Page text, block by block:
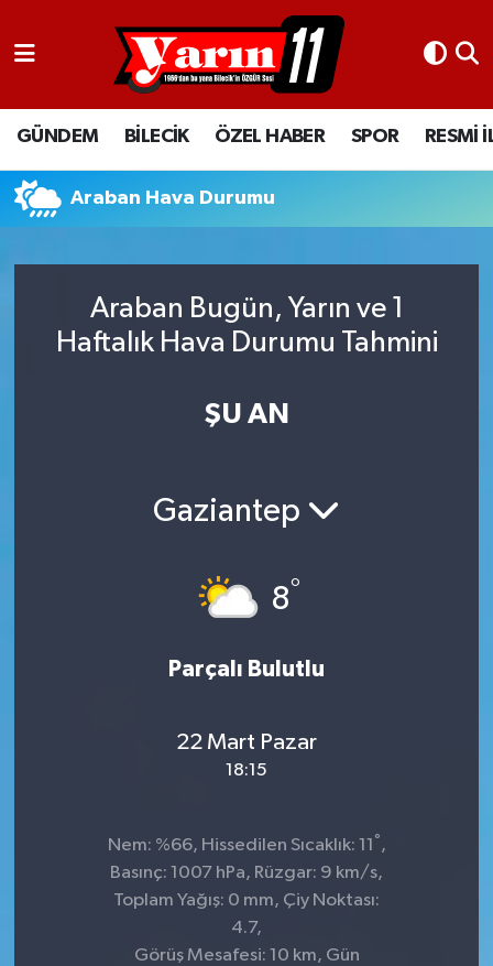
GÜNDEM BİLECİK ÖZEL HABER SPOR RESMİ
Araban Hava Durumu
Araban Bugün, Yarın ve 1
Haftalık Hava Durumu Tahmini
ŞU AN
Gaziantep
8°
Parçalı Bulutlu
22 Mart Pazar
18:15
Nem: %66, Hissedilen Sıcaklık: 11 ° ,
Basınç: 1007 hPa, Rüzgar: 9 km/s,
Toplam Yağış: 0 mm, Çiy Noktası:
4.7,
Görüş Mesafesi: 10 km, Gün
GÜNDEM
BİLECİK
ÖZEL HABER
RESMİ İLANLAR
Bilecik Nöbetçi Eczaneler
Bilecik Hava Durumu
Bilecik Namaz Vakitleri
Süper Lig Puan Durumu ve Fikstür
Son Dakika Haberleri